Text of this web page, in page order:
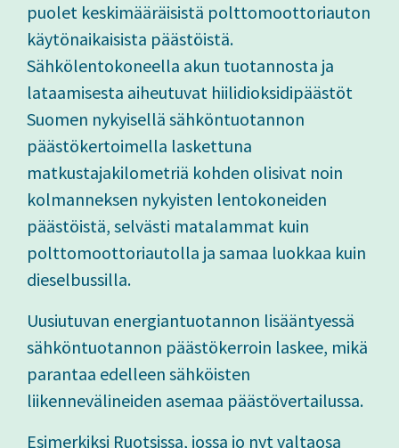
puolet keskimääräisistä polttomoottoriauton
käytönaikaisista päästöistä.
Sähkölentokoneella akun tuotannosta ja
lataamisesta aiheutuvat hiilidioksidipäästöt
Suomen nykyisellä sähköntuotannon
päästökertoimella laskettuna
matkustajakilometriä kohden olisivat noin
kolmanneksen nykyisten lentokoneiden
päästöistä, selvästi matalammat kuin
polttomoottoriautolla ja samaa luokkaa kuin
dieselbussilla.
Uusiutuvan energiantuotannon lisääntyessä
sähköntuotannon päästökerroin laskee, mikä
parantaa edelleen sähköisten
liikennevälineiden asemaa päästövertailussa.
Esimerkiksi Ruotsissa, jossa jo nyt valtaosa